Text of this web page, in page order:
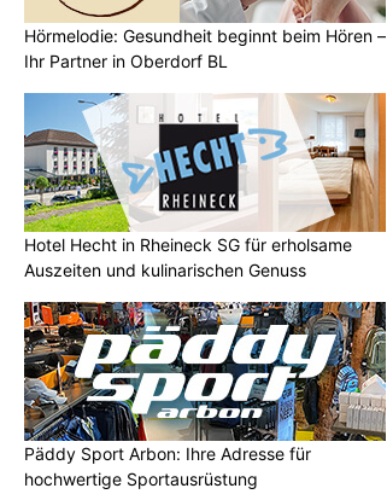
Hörmelodie: Gesundheit beginnt beim Hören –
Ihr Partner in Oberdorf BL
Hotel Hecht in Rheineck SG für erholsame
Auszeiten und kulinarischen Genuss
Päddy Sport Arbon: Ihre Adresse für
hochwertige Sportausrüstung